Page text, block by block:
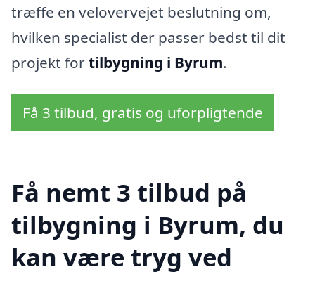
træffe en velovervejet beslutning om,
hvilken specialist der passer bedst til dit
projekt fortilbygning i Byrum.
Få 3 tilbud, gratis og uforpligtende
Få nemt 3 tilbud på
tilbygning i Byrum, du
kan være tryg ved